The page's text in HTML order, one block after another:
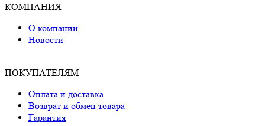
КОМПАНИЯ
О компании
Новости
ПОКУПАТЕЛЯМ
Оплата и доставка
Возврат и обмен товара
Гарантия